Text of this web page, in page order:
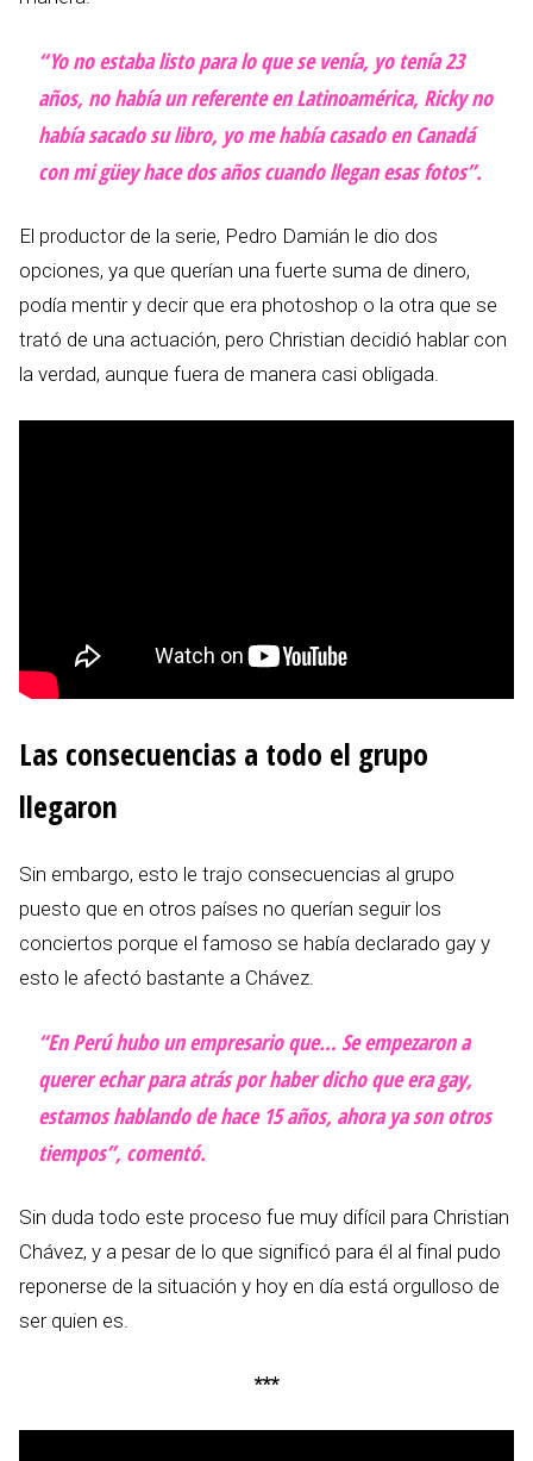
“Yo no estaba listo para lo que se venía, yo tenía 23
años, no había un referente en Latinoamérica, Ricky no
había sacado su libro, yo me había casado en Canadá
con mi güey hace dos años cuando llegan esas fotos”.
El productor de la serie, Pedro Damián le dio dos
opciones, ya que querían una fuerte suma de dinero,
podía mentir y decir que era photoshop o la otra que se
trató de una actuación, pero Christian decidió hablar con
la verdad, aunque fuera de manera casi obligada.
Las consecuencias a todo el grupo
llegaron
Sin embargo, esto le trajo consecuencias al grupo
puesto que en otros países no querían seguir los
conciertos porque el famoso se había declarado gay y
esto le afectó bastante a Chávez.
“En Perú hubo un empresario que… Se empezaron a
querer echar para atrás por haber dicho que era gay,
estamos hablando de hace 15 años, ahora ya son otros
tiempos”, comentó.
Sin duda todo este proceso fue muy difícil para Christian
Chávez, y a pesar de lo que significó para él al final pudo
reponerse de la situación y hoy en día está orgulloso de
ser quien es.
***